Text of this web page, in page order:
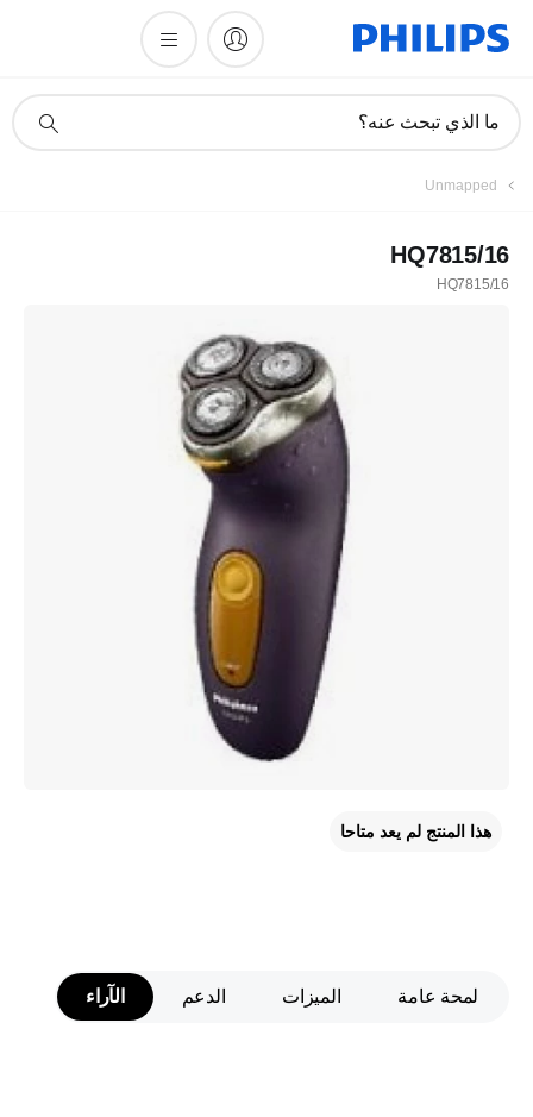
دعم
ما الذي تبحث عنه؟
Unmapped
HQ7815/16
HQ7815/16
هذا المنتج لم يعد متاحا
لمحة عامة الميزات الدعم الآراء